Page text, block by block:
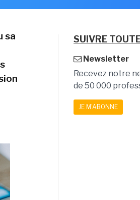
sa
SUIVRE
Newsletter
Recevez notre
de 50 000
JE M'ABONNE